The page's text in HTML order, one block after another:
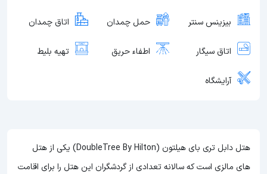
بیزینس سنتر حمل چمدان اتاق چمدان
اتاق سیگار اطفاء حریق تهیه بلیط
آرایشگاه
هتل دابل تری بای هیلتون (DoubleTree By Hilton) یکی از هتل
های مالزی است که سالانه تعدادی از گردشگران این هتل را برای اقامت